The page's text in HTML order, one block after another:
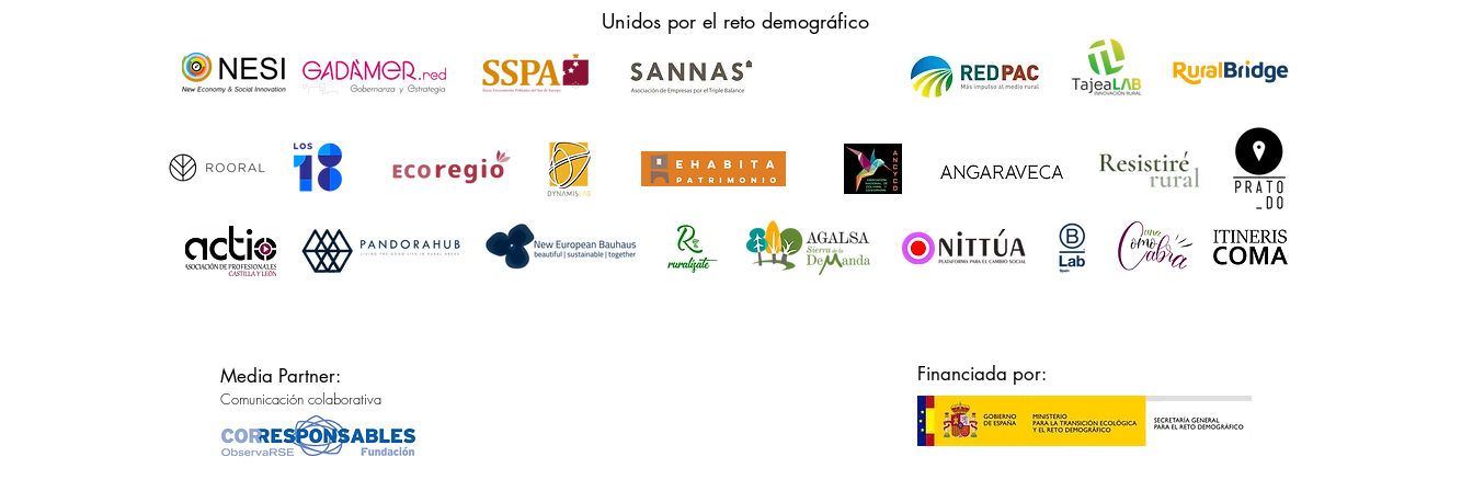
Unidos por el reto demográfico
Media Partner:
Comunicación colaborativa
Financiada por: